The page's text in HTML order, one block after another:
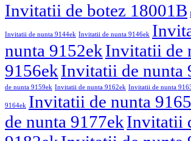
Invitatii de botez 18001B
Invitatii de nunta 9144ek Invitatii de nunta 9146ek
nunta 9152ekInvitatii de
9156ekInvitatii de nunta
de nunta 9159ek Invitatii de nunta 9162ek Invitatii de nunta
9164ek Invitatii de nunta
de nunta 9177ekInvitatii